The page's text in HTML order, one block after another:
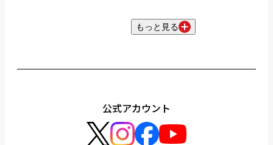
もっと見る
公式アカウント